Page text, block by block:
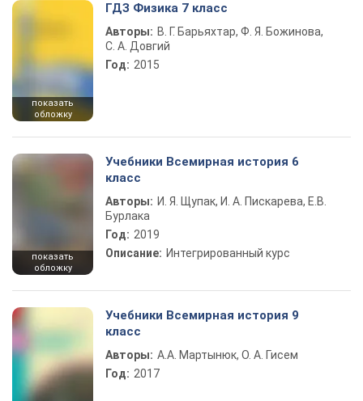
показать
обложку
ГДЗ Физика 7 класс
Авторы: В. Г. Барьяхтар, Ф. Я. Божинова,
С. А. Довгий
Год: 2015
показать
обложку
Учебники Всемирная история 6
класс
Авторы: И. Я. Щупак, И. А. Пискарева, Е.В.
Бурлака
Год: 2019
Описание: Интегрированный курс
Учебники Всемирная история 9
класс
Авторы: А.А. Мартынюк, О. А. Гисем
Год: 2017